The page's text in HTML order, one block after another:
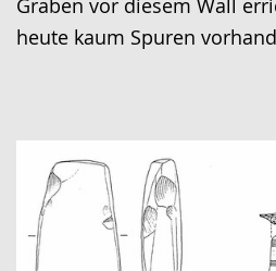
heute kaum Spuren